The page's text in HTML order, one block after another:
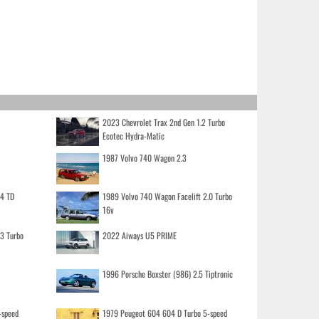
2023 Chevrolet Trax 2nd Gen 1.2 Turbo
Ecotec Hydra-Matic
1987 Volvo 740 Wagon 2.3
TD
1989 Volvo 740 Wagon Facelift 2.0 Turbo
16v
Turbo
2022 Aiways U5 PRIME
1996 Porsche Boxster (986) 2.5 Tiptronic
1979 Peugeot 604 604 D Turbo 5-speed